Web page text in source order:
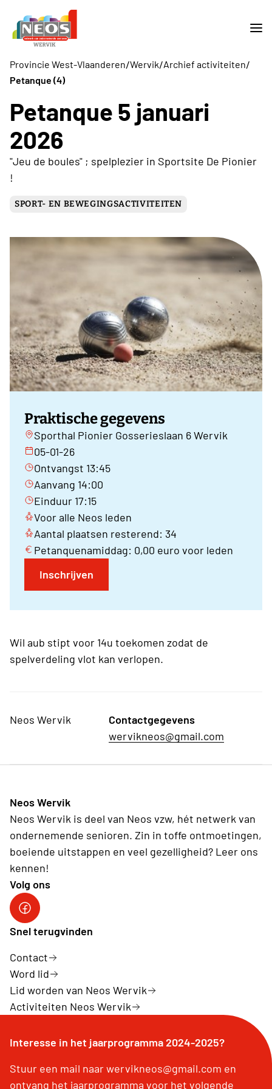
Provincie West-Vlaanderen/Wervik/Archief activiteiten/
Petanque (4)
Petanque 5 januari
2026
"Jeu de boules" ; spelplezier in Sportsite De Pionier
!
SPORT- EN BEWEGINGSACTIVITEITEN
Praktische gegevens
Sporthal Pionier Gosserieslaan 6 Wervik
05-01-26
Ontvangst 13:45
Aanvang 14:00
Einduur 17:15
Voor alle Neos leden
Aantal plaatsen resterend: 34
Petanquenamiddag: 0,00 euro voor leden
Inschrijven
Wil aub stipt voor 14u toekomen zodat de
spelverdeling vlot kan verlopen.
Neos Wervik
Contactgegevens
wervikneos@gmail.com
Neos Wervik
Neos Wervik is deel van Neos vzw, hét netwerk van
ondernemende senioren. Zin in toffe ontmoetingen,
boeiende uitstappen en veel gezelligheid? Leer ons
kennen!
Volg ons
Snel terugvinden
Contact
Word lid
Lid worden van Neos Wervik
Activiteiten Neos Wervik
Interesse in het jaarprogramma 2024-2025?
Stuur een mail naar wervikneos@gmail.com en
ontvang het jaarprogramma voor het volgende